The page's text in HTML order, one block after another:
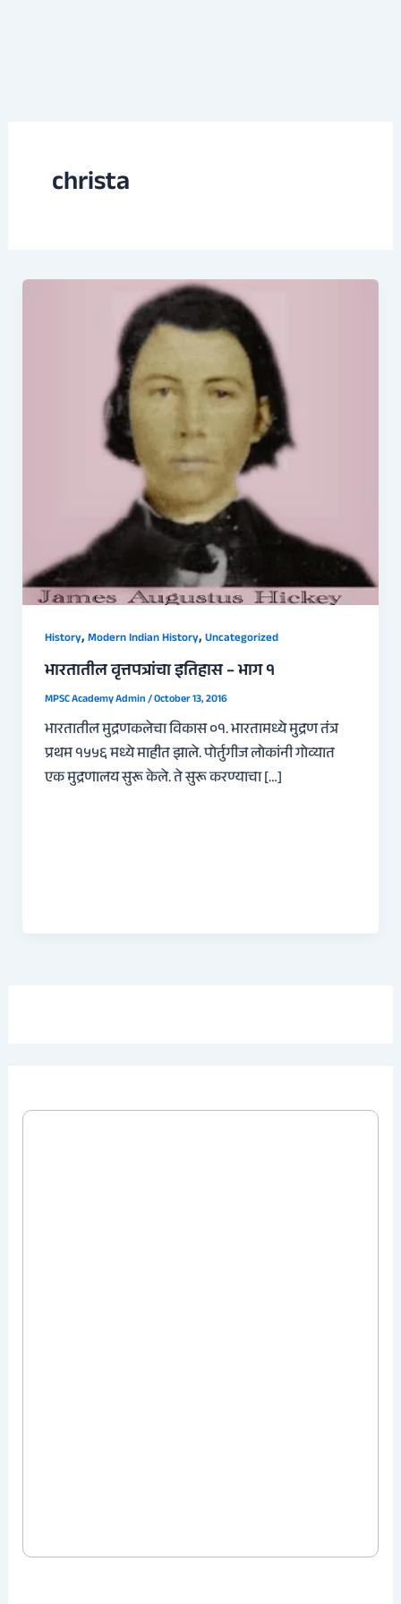
christa
History,Modern Indian History,Uncategorized
भारतातील वृत्तपत्रांचा इतिहास – भाग १
MPSC Academy Admin/October 13, 2016
भारतातील मुद्रणकलेचा विकास ०१. भारतामध्ये मुद्रण तंत्र
प्रथम १५५६ मध्ये माहीत झाले. पोर्तुगीज लोकांनी गोव्यात
एक मुद्रणालय सुरू केले. ते सुरू करण्याचा […]